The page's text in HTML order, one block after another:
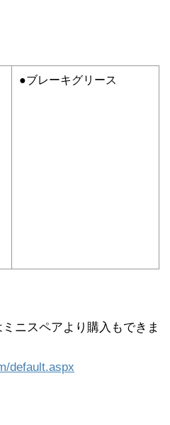
●ブレーキグリース
ニスペアより購入もできま
default.aspx